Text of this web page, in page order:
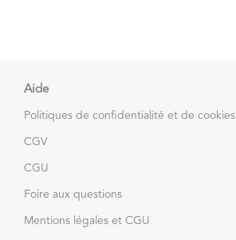
Aide
Politiques de confidentialité et de cookies
CGV
CGU
Foire aux questions
Mentions légales et CGU